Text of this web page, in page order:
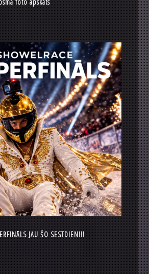
JAU ŠO SESTDIEN!!!